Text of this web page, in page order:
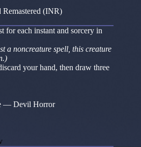
Remastered (INR)
for each instant and sorcery in
a noncreature spell, this creature
your hand, then draw three
— Devil Horror